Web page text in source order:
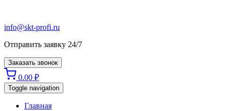
info@skt-profi.ru
Отправить заявку 24/7
Заказать звонок
0.00 ₽
Toggle navigation
Главная